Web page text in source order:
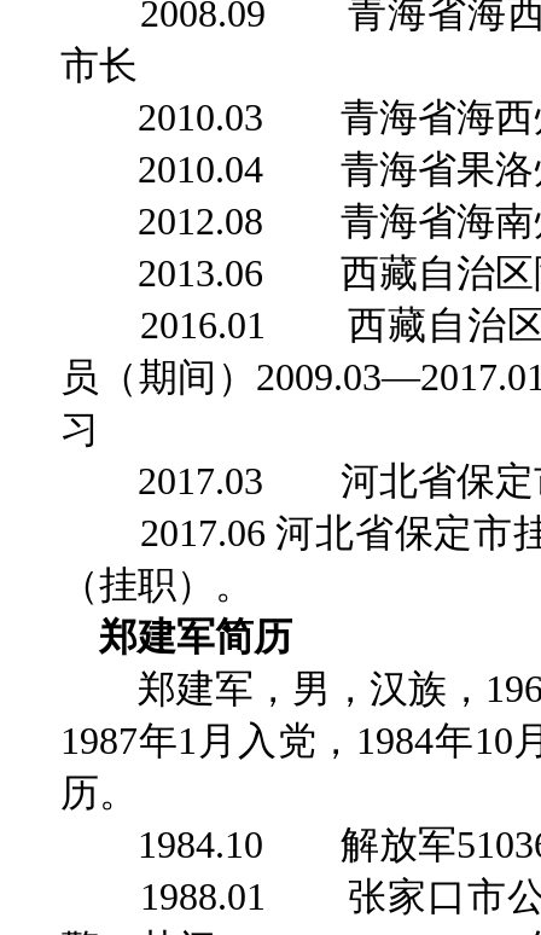
2008.09 青海省海西
市长
2010.03 青海省海西州
2010.04 青海省果洛
2012.08 青海省海南
2013.06 西藏自治区阿
2016.01 西藏自治区
员（期间）
习
2017.03 河北省保定市
2017.06 河北省保定市
（挂职）。
郑建军简历
郑建军，男，汉族，
1987年1月入党，1984年
历。
1984.10 解放军51036
1988.01 张家口市公